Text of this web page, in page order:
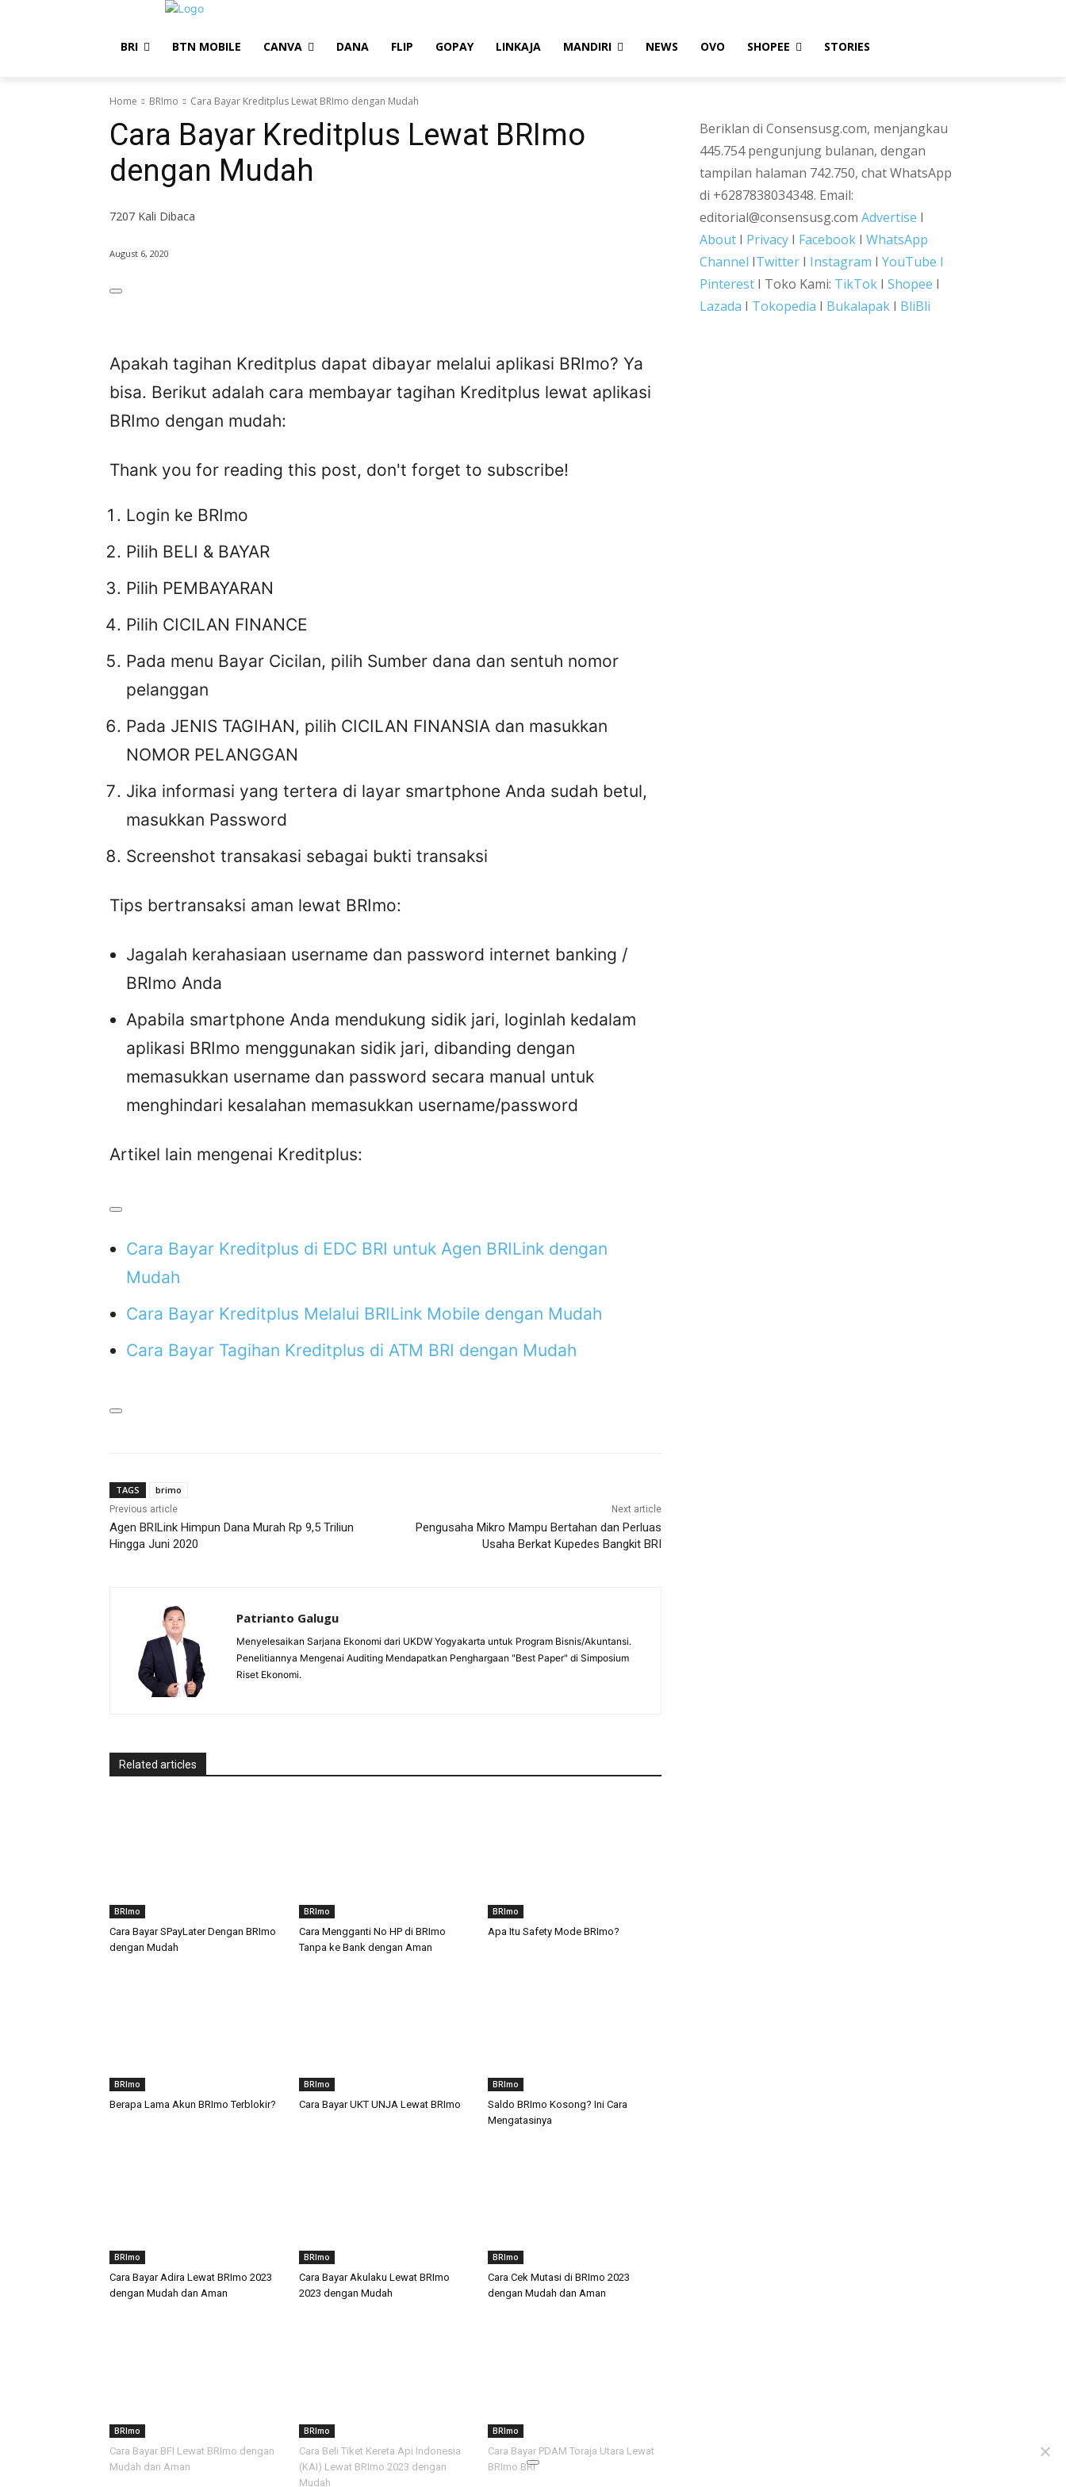
BRI BTN MOBILE CANVA DANA FLIP GOPAY LINKAJA MANDIRI NEWS OVO SHOPEE STORIES
Home BRImo Cara Bayar Kreditplus Lewat BRImo dengan Mudah
Cara Bayar Kreditplus Lewat BRImo
dengan Mudah
7207 Kali Dibaca
August 6, 2020
Apakah tagihan Kreditplus dapat dibayar melalui aplikasi BRImo? Ya
bisa. Berikut adalah cara membayar tagihan Kreditplus lewat aplikasi
BRImo dengan mudah:
Thank you for reading this post, don't forget to subscribe!
Login ke BRImo
Pilih BELI & BAYAR
Pilih PEMBAYARAN
Pilih CICILAN FINANCE
Pada menu Bayar Cicilan, pilih Sumber dana dan sentuh nomor
pelanggan
Pada JENIS TAGIHAN, pilih CICILAN FINANSIA dan masukkan
NOMOR PELANGGAN
Jika informasi yang tertera di layar smartphone Anda sudah betul,
masukkan Password
Screenshot transakasi sebagai bukti transaksi
Tips bertransaksi aman lewat BRImo:
Jagalah kerahasiaan username dan password internet banking /
BRImo Anda
Apabila smartphone Anda mendukung sidik jari, loginlah kedalam
aplikasi BRImo menggunakan sidik jari, dibanding dengan
memasukkan username dan password secara manual untuk
menghindari kesalahan memasukkan username/password
Artikel lain mengenai Kreditplus:
Cara Bayar Kreditplus di EDC BRI untuk Agen BRILink dengan
Mudah
Cara Bayar Kreditplus Melalui BRILink Mobile dengan Mudah
Cara Bayar Tagihan Kreditplus di ATM BRI dengan Mudah
TAGS brimo
Previous article
Agen BRILink Himpun Dana Murah Rp 9,5 Triliun
Hingga Juni 2020
Next article
Pengusaha Mikro Mampu Bertahan dan Perluas
Usaha Berkat Kupedes Bangkit BRI
Patrianto Galugu
Menyelesaikan Sarjana Ekonomi dari UKDW Yogyakarta untuk Program Bisnis/Akuntansi.
Penelitiannya Mengenai Auditing Mendapatkan Penghargaan "Best Paper" di Simposium
Riset Ekonomi.
Related articles
BRImo
Cara Bayar SPayLater Dengan BRImo
dengan Mudah
BRImo
Cara Mengganti No HP di BRImo
Tanpa ke Bank dengan Aman
BRImo
Apa Itu Safety Mode BRImo?
BRImo
Berapa Lama Akun BRImo Terblokir?
BRImo
Cara Bayar UKT UNJA Lewat BRImo
BRImo
Saldo BRImo Kosong? Ini Cara
Mengatasinya
BRImo
Cara Bayar Adira Lewat BRImo 2023
dengan Mudah dan Aman
BRImo
Cara Bayar Akulaku Lewat BRImo
2023 dengan Mudah
BRImo
Cara Cek Mutasi di BRImo 2023
dengan Mudah dan Aman
BRImo
Cara Bayar BFI Lewat BRImo dengan
Mudah dan Aman
BRImo
Cara Beli Tiket Kereta Api Indonesia
(KAI) Lewat BRImo 2023 dengan
Mudah
BRImo
Cara Bayar PDAM Toraja Utara Lewat
BRImo BRI
Beriklan di Consensusg.com, menjangkau
445.754 pengunjung bulanan, dengan
tampilan halaman 742.750, chat WhatsApp
di +6287838034348. Email:
editorial@consensusg.com Advertise I
About I Privacy I Facebook I WhatsApp
Channel ITwitter I Instagram I YouTube I
Pinterest I Toko Kami: TikTok I Shopee I
Lazada I Tokopedia I Bukalapak I BliBli